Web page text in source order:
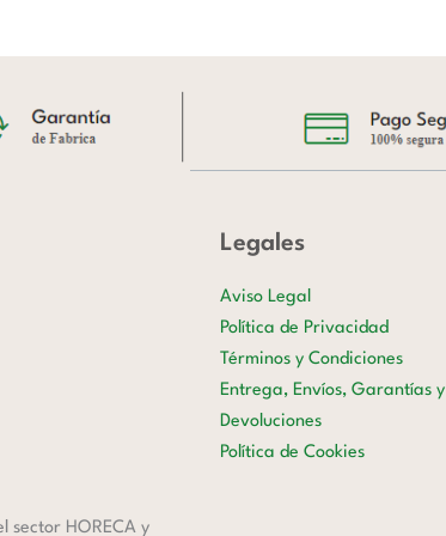
sector HORECA y
Legales
Aviso Legal
Política de Privacidad
Términos y Condiciones
Entrega, Envíos, Garantías y
Devoluciones
Política de Cookies